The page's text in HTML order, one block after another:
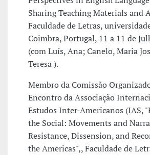
Sharing Teaching Materials and
Faculdade de Letras,
Coimbra, Portugal, 11 a 11 de
(com Luís, Ana; Canelo, Maria
Teresa ).
Membro da Comissão
Encontro da Associação
Estudos Inter-Americanos (IAS,
the Social: Movements and
Resistance, Dissension, and
the Americas",, Faculdade de